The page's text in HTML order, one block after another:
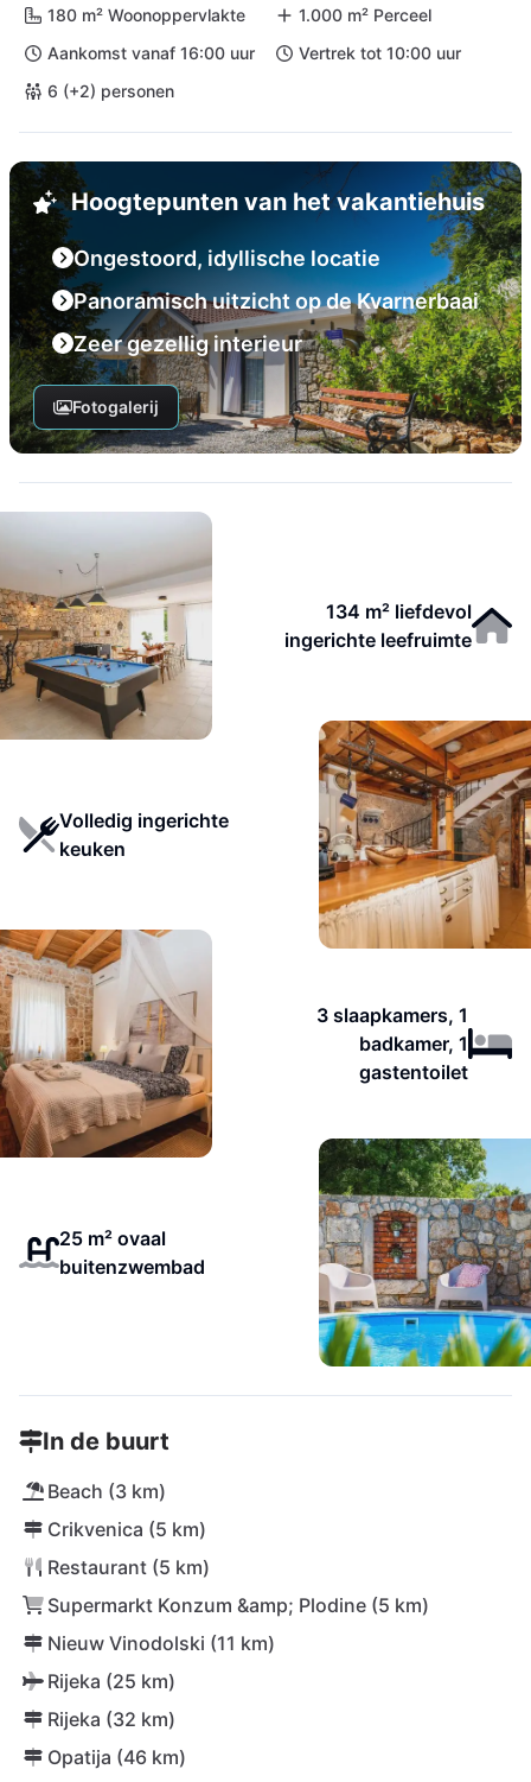
180 m² Woonoppervlakte
1.000 m² Perceel
Aankomst vanaf 16:00 uur
Vertrek tot 10:00 uur
6 (+2) personen
Hoogtepunten van het vakantiehuis
Ongestoord, idyllische locatie
Panoramisch uitzicht op de Kvarnerbaai
Zeer gezellig interieur
Fotogalerij
134 m² liefdevol
ingerichte leefruimte
Volledig ingerichte
keuken
3 slaapkamers, 1
badkamer, 1
gastentoilet
25 m² ovaal
buitenzwembad
In de buurt
Beach (3 km)
Crikvenica (5 km)
Restaurant (5 km)
Supermarkt Konzum &amp; Plodine (5 km)
Nieuw Vinodolski (11 km)
Rijeka (25 km)
Rijeka (32 km)
Opatija (46 km)